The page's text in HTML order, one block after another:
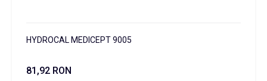
HYDROCAL MEDICEPT 9005
81,92 RON